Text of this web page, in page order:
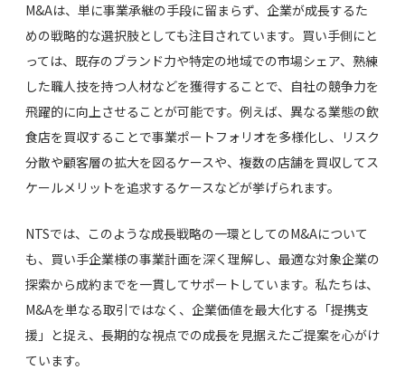
M&Aは、単に事業承継の手段に留まらず、企業が成長するた
めの戦略的な選択肢としても注目されています。買い手側にと
っては、既存のブランド力や特定の地域での市場シェア、熟練
した職人技を持つ人材などを獲得することで、自社の競争力を
飛躍的に向上させることが可能です。例えば、異なる業態の飲
食店を買収することで事業ポートフォリオを多様化し、リスク
分散や顧客層の拡大を図るケースや、複数の店舗を買収してス
ケールメリットを追求するケースなどが挙げられます。
NTSでは、このような成長戦略の一環としてのM&Aについて
も、買い手企業様の事業計画を深く理解し、最適な対象企業の
探索から成約までを一貫してサポートしています。私たちは、
M&Aを単なる取引ではなく、企業価値を最大化する「提携支
援」と捉え、長期的な視点での成長を見据えたご提案を心がけ
ています。